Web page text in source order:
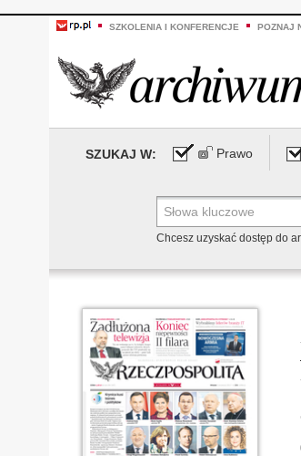
SZKOLENIA I KONFERENCJE POZNAJ
SZUKAJ W: Prawo
Chcesz uzyskać dostęp do